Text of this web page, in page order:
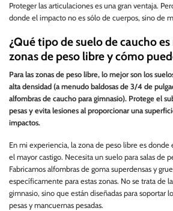
Proteger las articulaciones es una gran ventaja.
donde el impacto no es sólo de cuerpos, sino de
¿Qué tipo de suelo de caucho
zonas de peso libre y cómo
Para las zonas de peso libre, lo mejor son los
alta densidad (a menudo baldosas de 3/4 de
alfombras de caucho para gimnasio). Protege el
pesas y evita lesiones al proporcionar una
impactos.
En mi experiencia, la zona de peso libre es donde
el mayor castigo. Necesita un suelo para salas de
Fabricamos alfombras de goma superdensas y
específicamente para estas zonas. No se trata de
gimnasio, sino que están diseñadas para soportar
pesas y mancuernas pesadas.